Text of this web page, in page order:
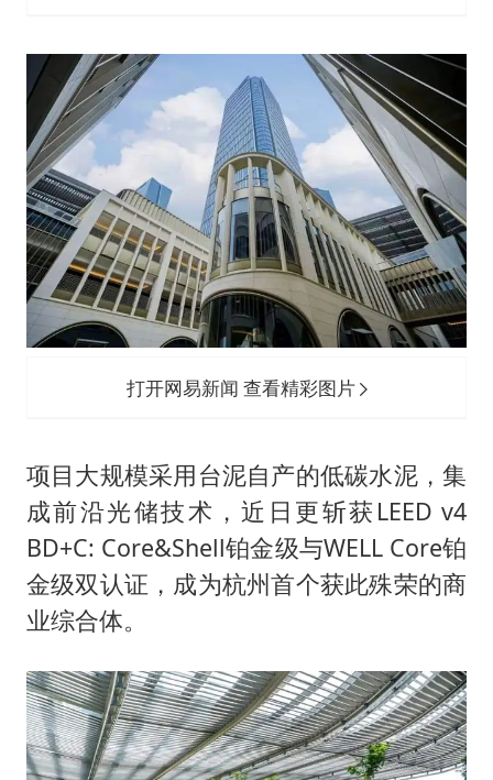
打开网易新闻 查看精彩图片
项目大规模采用台泥自产的低碳水泥，集
成前沿光储技术，近日更斩获LEED v4
BD+C: Core&Shell铂金级与WELL Core铂
金级双认证，成为杭州首个获此殊荣的商
业综合体。